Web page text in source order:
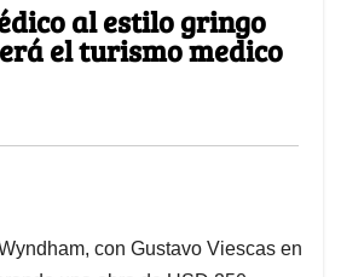
al estilo gringo
el turismo medico
con Gustavo Viescas en